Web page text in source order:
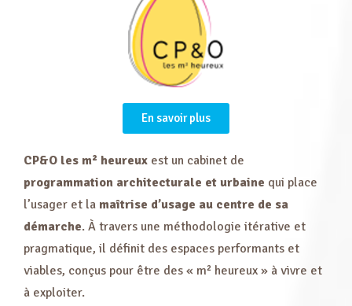
En savoir plus
CP&O les m² heureux est un cabinet de
programmation architecturale et urbaine qui place
l’usager et la maîtrise d’usage au centre de sa
démarche. À travers une méthodologie itérative et
pragmatique, il définit des espaces performants et
viables, conçus pour être des « m² heureux » à vivre et
à exploiter.